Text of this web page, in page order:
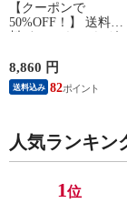
【クーポンで
50%OFF！】 送料無
（5種7袋） / ハンバ
ーグ 炒飯 から揚げ
ピラフ 中華惣菜 洋
8,860 円
送料込み 82
人気ランキン
1位